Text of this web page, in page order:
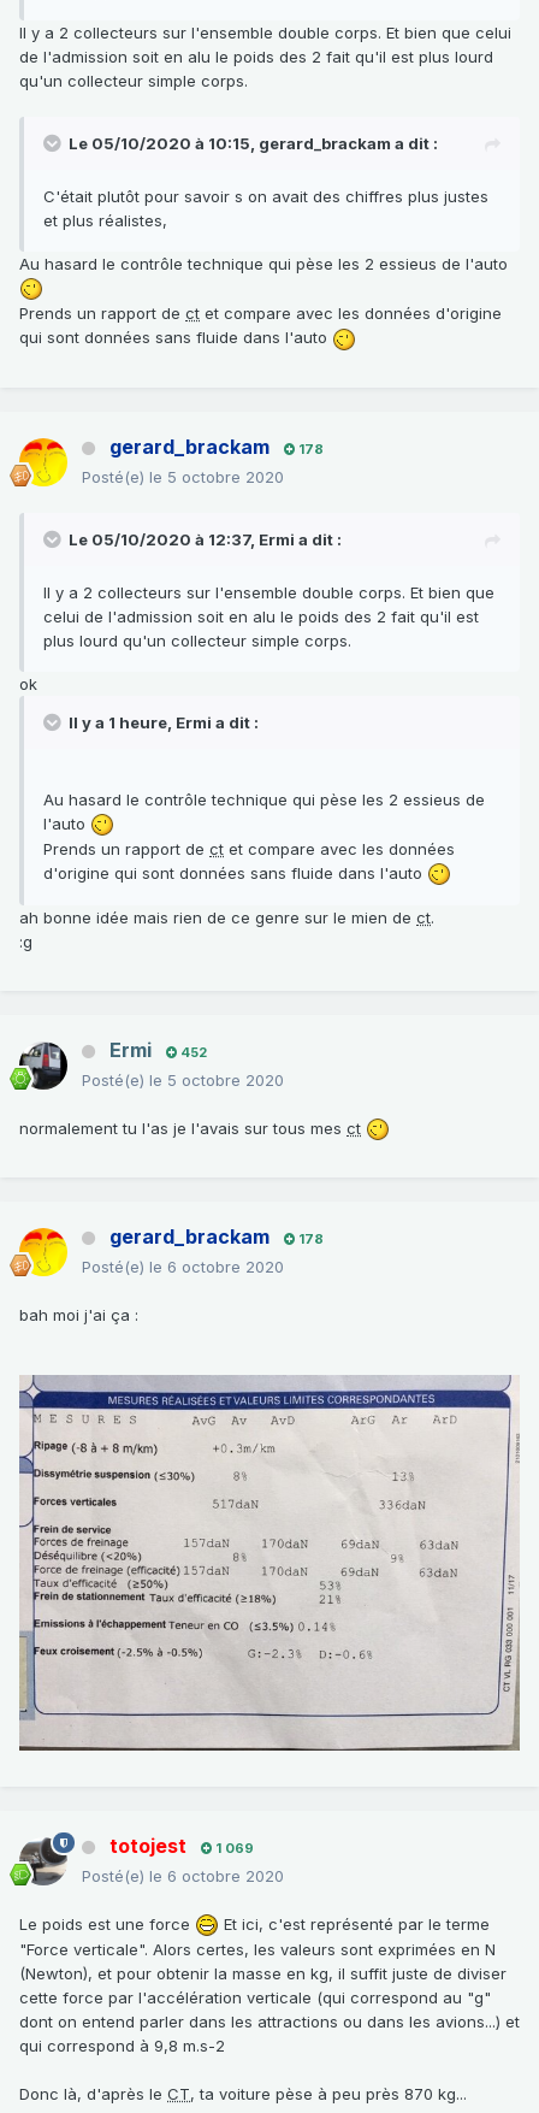
Il y a 2 collecteurs sur l'ensemble double corps. Et bien que celui
de l'admission soit en alu le poids des 2 fait qu'il est plus lourd
qu'un collecteur simple corps.
Le 05/10/2020 à 10:15, gerard_brackam a dit :
C'était plutôt pour savoir s on avait des chiffres plus justes
et plus réalistes,
Au hasard le contrôle technique qui pèse les 2 essieus de l'auto
Prends un rapport de ct et compare avec les données d'origine
qui sont données sans fluide dans l'auto
gerard_brackam 178
Posté(e) le 5 octobre 2020
Le 05/10/2020 à 12:37, Ermi a dit :
Il y a 2 collecteurs sur l'ensemble double corps. Et bien que
celui de l'admission soit en alu le poids des 2 fait qu'il est
plus lourd qu'un collecteur simple corps.
ok
Il y a 1 heure, Ermi a dit :
Au hasard le contrôle technique qui pèse les 2 essieus de
l'auto
Prends un rapport de ct et compare avec les données
d'origine qui sont données sans fluide dans l'auto
ah bonne idée mais rien de ce genre sur le mien de ct.
:g
Ermi 452
Posté(e) le 5 octobre 2020
normalement tu l'as je l'avais sur tous mes ct
gerard_brackam 178
Posté(e) le 6 octobre 2020
bah moi j'ai ça :
totojest 1 069
Posté(e) le 6 octobre 2020
Le poids est une force
Et ici, c'est représenté par le terme
"Force verticale". Alors certes, les valeurs sont exprimées en N
(Newton), et pour obtenir la masse en kg, il suffit juste de diviser
cette force par l'accélération verticale (qui correspond au "g"
dont on entend parler dans les attractions ou dans les avions...) et
qui correspond à 9,8 m.s-2
Donc là, d'après le CT, ta voiture pèse à peu près 870 kg...